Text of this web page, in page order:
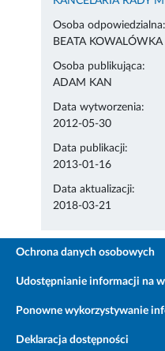
Osoba odpowiedzialna:
BEATA KOWALÓWKA
Osoba publikująca:
ADAM KAN
Data wytworzenia:
2012-05-30
Data publikacji:
2013-01-16
Data aktualizacji:
2018-03-21
Ochrona danych osobowych
Udostępnianie informacji na
Ponowne wykorzystywanie
Deklaracja dostępności